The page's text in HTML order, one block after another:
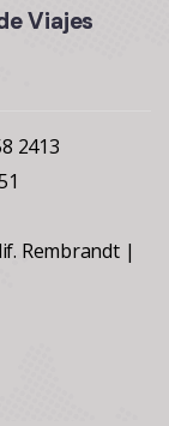
Viajes
2413
Rembrandt |